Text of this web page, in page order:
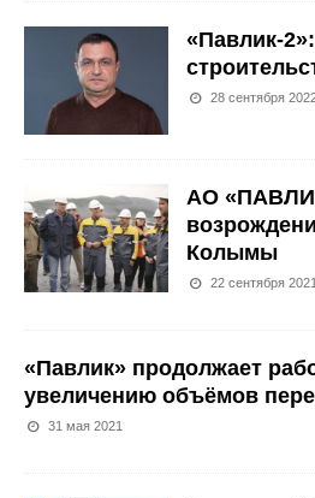
«Павлик-
28 сентября
АО
Колымы
22 сентября 2021
«Павлик» продолжает
увеличению объёмов
31 мая 2021